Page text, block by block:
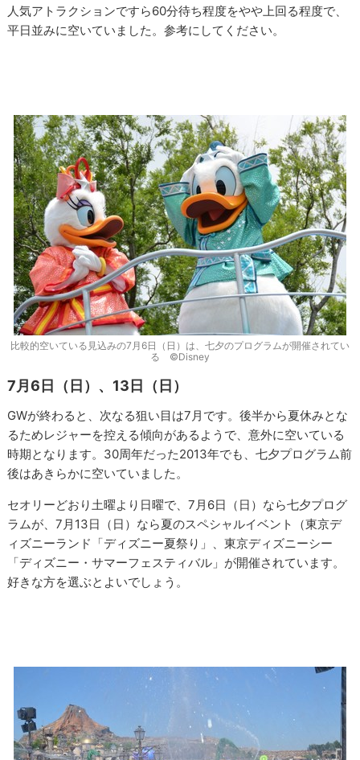
人気アトラクションですら60分待ち程度をやや上回る程度で、
平日並みに空いていました。参考にしてください。
比較的空いている見込みの7月6日（日）は、七夕のプログラムが開催されてい
る ©Disney
7月6日（日）、13日（日）
GWが終わると、次なる狙い目は7月です。後半から夏休みとな
るためレジャーを控える傾向があるようで、意外に空いている
時期となります。30周年だった2013年でも、七夕プログラム前
後はあきらかに空いていました。
セオリーどおり土曜より日曜で、7月6日（日）なら七夕プログ
ラムが、7月13日（日）なら夏のスペシャルイベント（東京デ
ィズニーランド「ディズニー夏祭り」、東京ディズニーシー
「ディズニー・サマーフェスティバル」が開催されています。
好きな方を選ぶとよいでしょう。